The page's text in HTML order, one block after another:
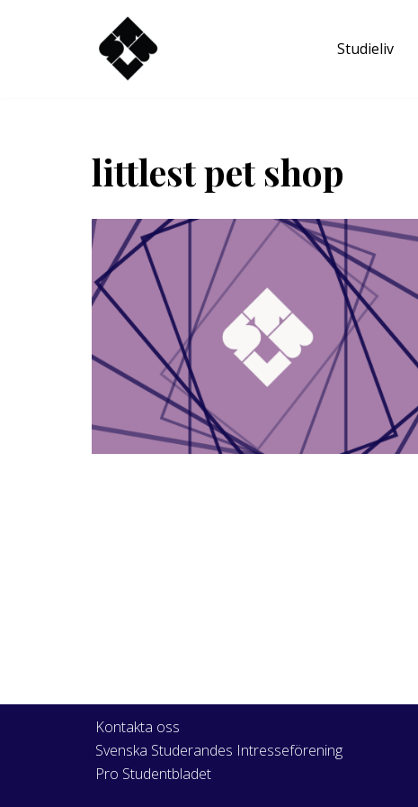
Studieliv
littlest pet shop
Kontakta oss
Svenska Studerandes Intresseförening
Pro Studentbladet